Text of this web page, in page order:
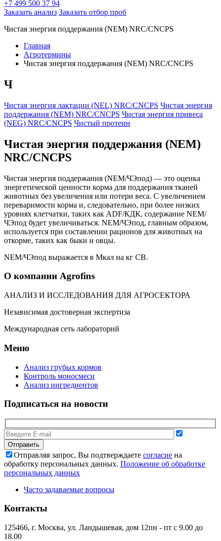
+7 499 500 37 94
Заказать анализ Заказать отбор проб
Чистая энергия поддержания (NEM) NRC/CNCPS
Главная
Агротермины
Чистая энергия поддержания (NEM) NRC/CNCPS
Ч
Чистая энергия лактации (NEL) NRC/CNCPS Чистая энергия
поддержания (NEM) NRC/CNCPS Чистая энергия привеса
(NEG) NRC/CNCPS Чистый протеин
Чистая энергия поддержания (NEM)
NRC/CNCPS
Чистая энергия поддержания (NEM/ЧЭпод) — это оценка
энергетической ценности корма для поддержания тканей
животных без увеличения или потери веса. С увеличением
переваримости корма и, следовательно, при более низких
уровнях клетчатки, таких как ADF/КДК, содержание NEM/
ЧЭпод будет увеличиваться. NEM/ЧЭпод, главным образом,
используется при составлении рационов для животных на
откорме, таких как быки и овцы.
NEM/ЧЭпод выражается в Мкал на кг СВ.
О компании Agrofins
АНАЛИЗ И ИССЛЕДОВАНИЯ ДЛЯ АГРОСЕКТОРА
Независимая достоверная экспертиза
Международная сеть лабораторий
Меню
Анализ грубых кормов
Контроль моносмеси
Анализ ингредиентов
Подписаться на новости
Отправляя запрос, Вы подтверждаете согласие на
обработку персональных данных. Положение об обработке
персональных данных
Часто задаваемые вопросы
Контакты
125466, г. Москва, ул. Ландышевая, дом 12пн - пт с 9.00 до
18.00